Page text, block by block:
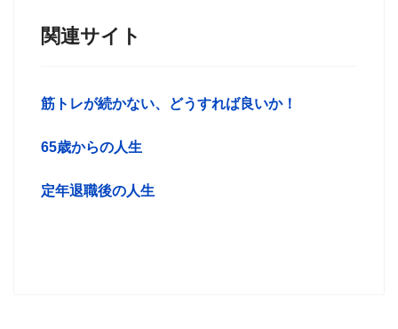
関連サイト
筋トレが続かない、どうすれば良いか！
65歳からの人生
定年退職後の人生